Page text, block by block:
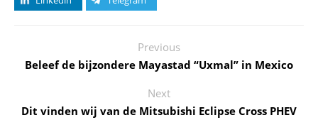
Previous
Beleef de bijzondere Mayastad “Uxmal” in Mexico
Next
Dit vinden wij van de Mitsubishi Eclipse Cross PHEV